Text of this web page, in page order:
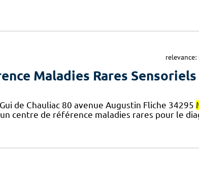
relevance:
Maladies Rares
de Chauliac 80 avenue Augustin Fliche 34295
centre de référence maladies rares pour le